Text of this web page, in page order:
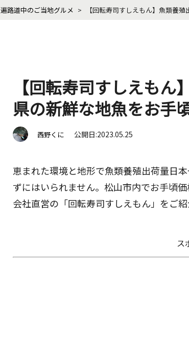
遍路道中のご当地グルメ > 【回転寿司すしえもん】魚類養
【回転寿司すしえも
県の新鮮な地魚をお手
西野くに 公開日:2023.05.25
恵まれた環境と地形で魚類養殖出荷量日
ずにはいられません。松山市内でお手頃
会社直営の「回転寿司すしえもん」をご紹
ス